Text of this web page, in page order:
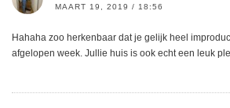
MAART 19, 2019 / 18:56
Hahaha zoo herkenbaar dat je gelijk heel
afgelopen week. Jullie huis is ook echt een leuk